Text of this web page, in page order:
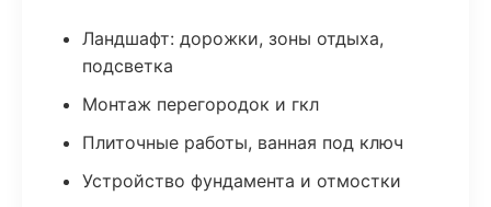
Ландшафт: дорожки, зоны отдыха,
подсветка
Монтаж перегородок и гкл
Плиточные работы, ванная под ключ
Устройство фундамента и отмостки